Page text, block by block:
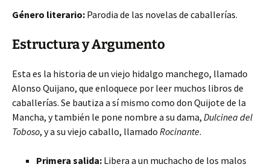
Género literario: Parodia de las novelas de caballerías.
Estructura y Argumento
Esta es la historia de un viejo hidalgo manchego, llamado
Alonso Quijano, que enloquece por leer muchos libros de
caballerías. Se bautiza a sí mismo como don Quijote de la
Mancha, y también le pone nombre a su dama, Dulcinea del
Toboso, y a su viejo caballo, llamado Rocinante.
Primera salida: Libera a un muchacho de los malos